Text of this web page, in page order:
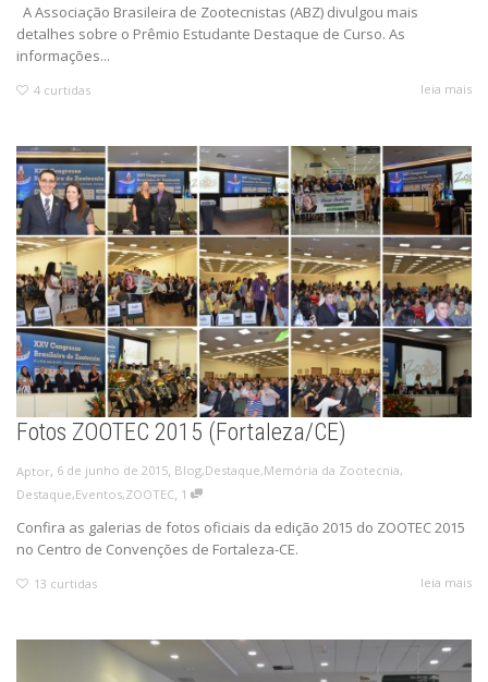
A Associação Brasileira de Zootecnistas (ABZ) divulgou mais
detalhes sobre o Prêmio Estudante Destaque de Curso. As
informações...
4 curtidas leia mais
Fotos ZOOTEC 2015 (Fortaleza/CE)
Aptor, 6 de junho de 2015, Blog,Destaque,Memória da Zootecnia,
Destaque,Eventos,ZOOTEC 1
Confira as galerias de fotos oficiais da edição 2015 do ZOOTEC 2015
no Centro de Convenções de Fortaleza-CE.
13 curtidas leia mais